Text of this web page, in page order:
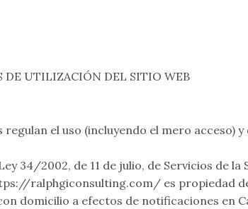
DE UTILIZACIÓN DEL SITIO WEB
el uso (incluyendo el mero acceso)
34/2002, de 11 de julio, de Servicios de
ralphgiconsulting.com/ es propiedad de
domicilio a efectos de notificaciones en